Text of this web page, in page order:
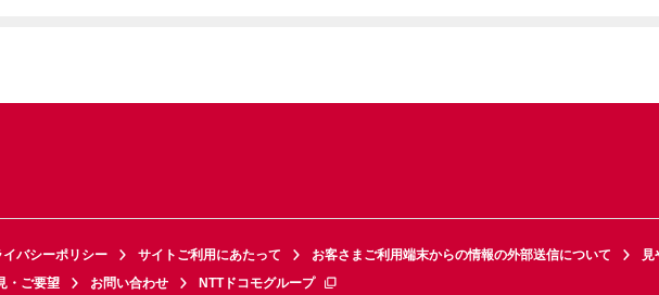
イバシーポリシー サイトご利用にあたって お客さまご利用端末からの情報の外部送信について
見
・ご要望 お問い合わせ NTTドコモグループ